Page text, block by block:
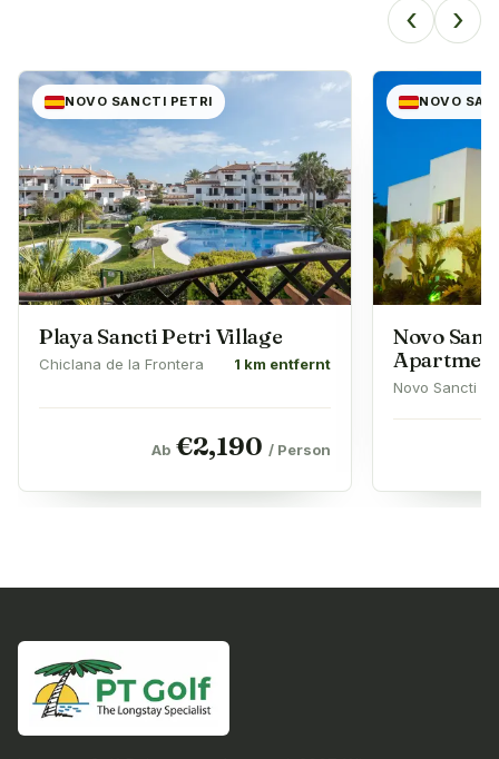
‹ ›
NOVO SANCTI PETRI
Playa Sancti Petri Village
Chiclana de la Frontera 1 km entfernt
Ab €2,190 / Person
NOVO
Novo
Novo Sancti